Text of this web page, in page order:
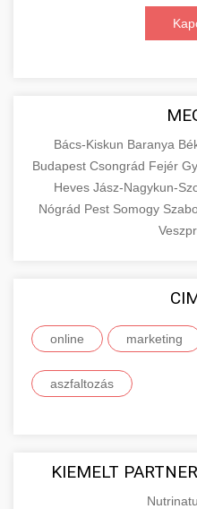
Bács-Kiskun Baranya
Budapest Csongrád Fejér
Heves Jász-Nagykun-
Nógrád Pest Somogy
online marketing
aszfaltozás
KIEMELT